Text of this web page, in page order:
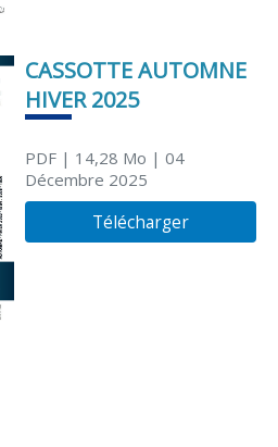
CASSOTTE AUTOMNE
HIVER 2025
PDF| 14,28 Mo | 04
Décembre 2025
Télécharger